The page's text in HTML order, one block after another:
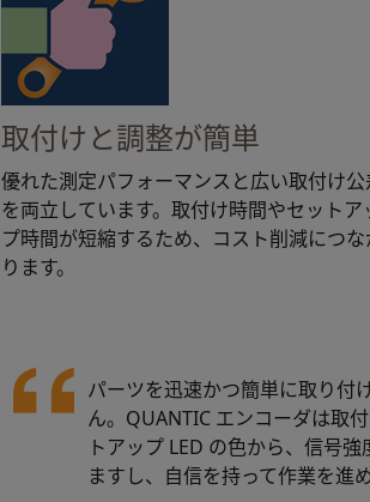
取付けと調整が簡単
優れた測定パフォーマンスと広い取付け公
を両立しています。取付け時間やセットア
プ時間が短縮するため、コスト削減につな
ります。
パーツを迅速かつ簡単に取り付
ん。QUANTIC エンコーダは取
トアップ LED の色から、信号
ますし、自信を持って作業を進